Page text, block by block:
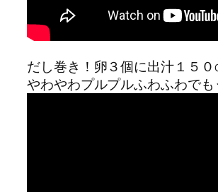
だし巻き！卵３個に出汁１５０
やわやわプルプルふわふわでも